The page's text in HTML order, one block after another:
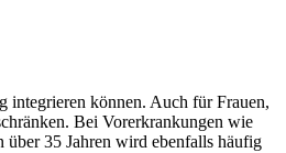
integrieren können. Auch für Frauen,
Bei Vorerkrankungen wie
über 35 Jahren wird ebenfalls häufig